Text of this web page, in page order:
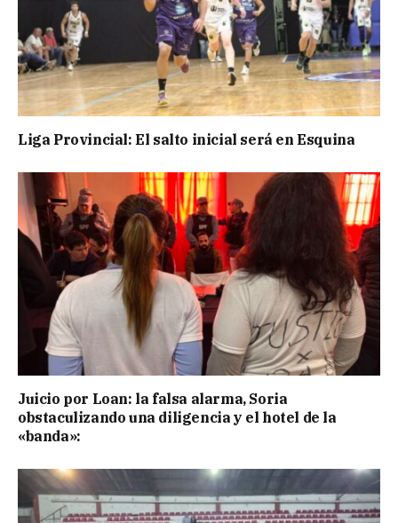
Liga Provincial: El salto inicial será en Esquina
Juicio por Loan: la falsa alarma, Soria
obstaculizando una diligencia y el hotel de la
«banda»: